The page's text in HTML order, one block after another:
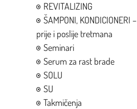
REVITALIZING
ŠAMPONI, KONDICIONERI –
prije i poslije tretmana
Seminari
Serum za rast brade
SOLU
SU
Takmičenja